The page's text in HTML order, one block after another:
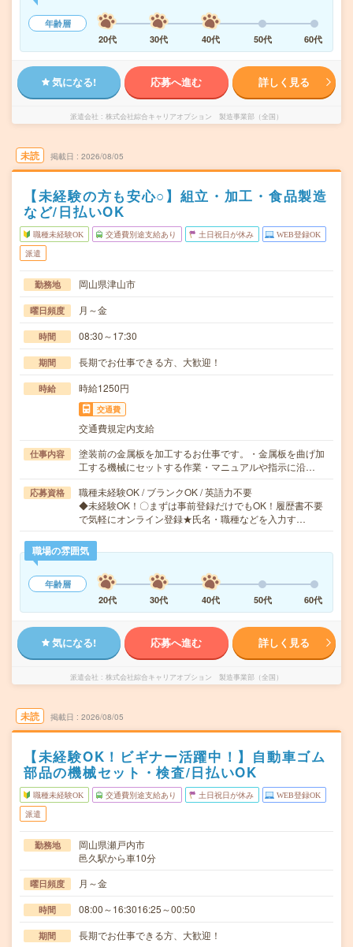
年齢層
20代
30代 40代 50代 60代
気になる! 応募へ進む 詳しく見る
派遣会社 株式会社綜合キャリアオプション 製造事業部（全国）
未読 掲載日 2026/08/05
【未経験の方も安心○】組立・加工・食品製造
など/日払いOK
職種未経験OK 交通費別途支給あり 土日祝日が休み WEB登録OK
派遣
勤務地 岡山県津山市
曜日頻度 月～金
時間 08:30～17:30
期間 長期でお仕事できる方、大歓迎！
時給 時給1250円
交通費
交通費規定内支給
仕事内容
塗装前の金属板を加工するお仕事です。・金属板を曲げ加
工する機械にセットする作業・マニュアルや指示に沿…
応募資格
職種未経験OK / ブランクOK / 英語力不要
◆未経験OK！〇まずは事前登録だけでもOK！履歴書不要
で気軽にオンライン登録★氏名・職種などを入力す…
職場の雰囲気
年齢層
20代
30代 40代 50代 60代
気になる! 応募へ進む 詳しく見る
派遣会社 株式会社綜合キャリアオプション 製造事業部（全国）
未読 掲載日 2026/08/05
【未経験OK！ビギナー活躍中！】自動車ゴム
部品の機械セット・検査/日払いOK
職種未経験OK 交通費別途支給あり 土日祝日が休み WEB登録OK
派遣
勤務地
岡山県瀬戸内市
邑久駅から車10分
曜日頻度 月～金
時間 08:00～16:3016:25～00:50
期間 長期でお仕事できる方、大歓迎！